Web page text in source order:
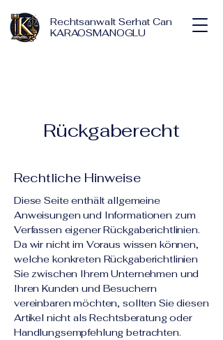
Rechtsanwalt Serhat Can
KARAOSMANOGLU
Rückgaberecht
Rechtliche Hinweise
Diese Seite enthält allgemeine
Anweisungen und Informationen zum
Verfassen eigener Rückgaberichtlinien.
Da wir nicht im Voraus wissen können,
welche konkreten Rückgaberichtlinien
Sie zwischen Ihrem Unternehmen und
Ihren Kunden und Besuchern
vereinbaren möchten, sollten Sie diesen
Artikel nicht als Rechtsberatung oder
Handlungsempfehlung betrachten.